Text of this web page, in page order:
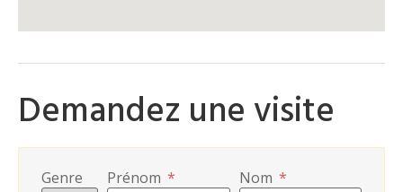
Demandez une visite
Genre Prénom * Nom *